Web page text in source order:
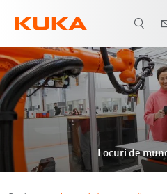
Locuri de